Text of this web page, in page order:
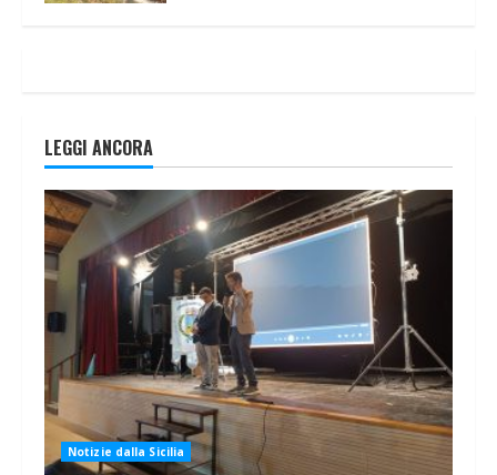
LEGGI ANCORA
Notizie dalla Sicilia